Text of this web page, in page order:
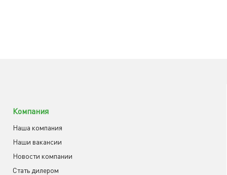
Компания
Наша компания
Наши вакансии
Новости компании
Cтать дилером